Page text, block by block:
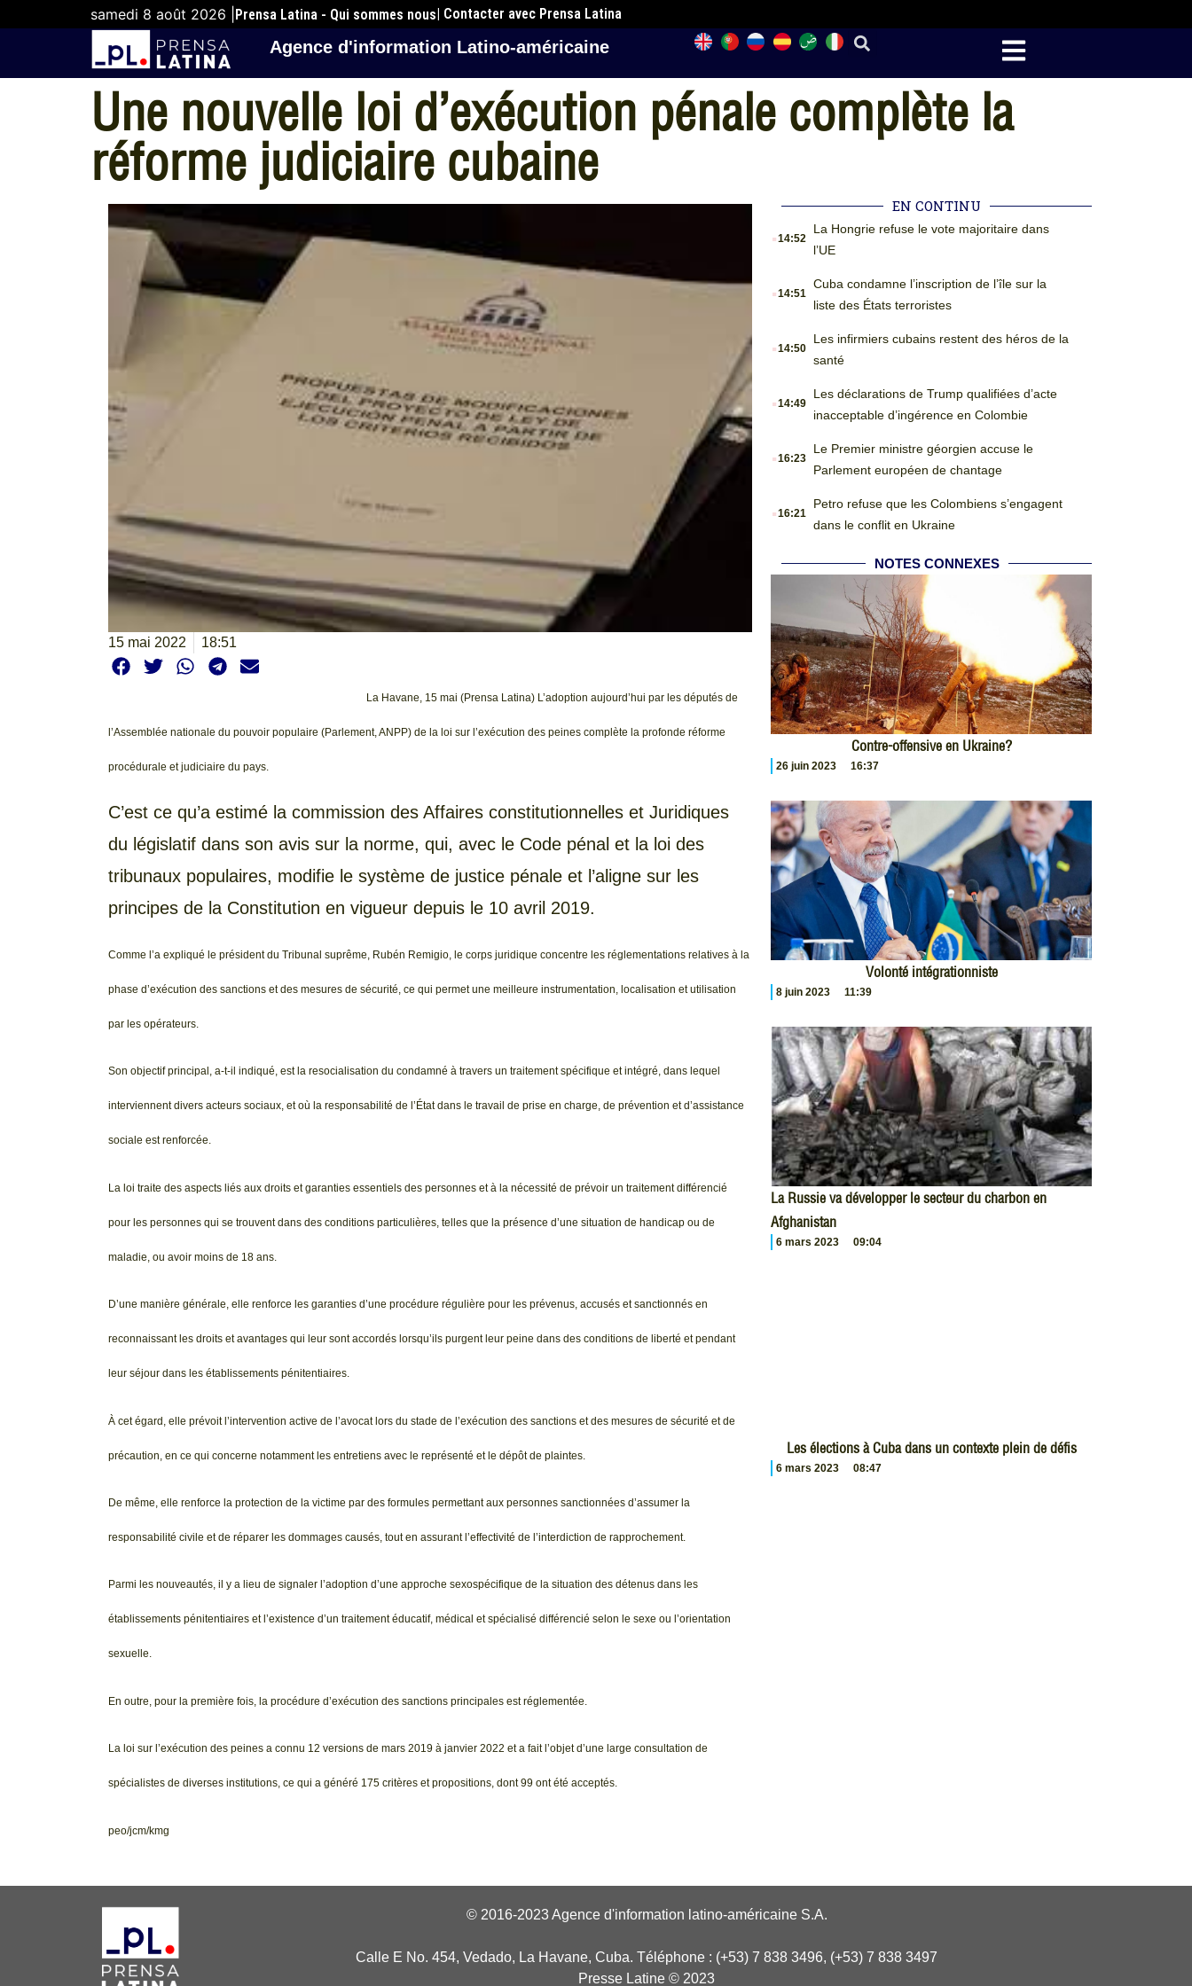
samedi 8 août 2026 | Prensa Latina - Qui sommes nous| Contacter avec Prensa Latina
Agence d'information Latino-américaine
Une nouvelle loi d’exécution pénale complète la
réforme judiciaire cubaine
15 mai 2022 18:51
La Havane, 15 mai (Prensa Latina) L’adoption aujourd’hui par les députés de
l’Assemblée nationale du pouvoir populaire (Parlement, ANPP) de la loi sur l’exécution des peines complète la profonde réforme
procédurale et judiciaire du pays.
C’est ce qu’a estimé la commission des Affaires constitutionnelles et Juridiques
du législatif dans son avis sur la norme, qui, avec le Code pénal et la loi des
tribunaux populaires, modifie le système de justice pénale et l’aligne sur les
principes de la Constitution en vigueur depuis le 10 avril 2019.
Comme l’a expliqué le président du Tribunal suprême, Rubén Remigio, le corps juridique concentre les réglementations relatives à la
phase d’exécution des sanctions et des mesures de sécurité, ce qui permet une meilleure instrumentation, localisation et utilisation
par les opérateurs.
Son objectif principal, a-t-il indiqué, est la resocialisation du condamné à travers un traitement spécifique et intégré, dans lequel
interviennent divers acteurs sociaux, et où la responsabilité de l’État dans le travail de prise en charge, de prévention et d’assistance
sociale est renforcée.
La loi traite des aspects liés aux droits et garanties essentiels des personnes et à la nécessité de prévoir un traitement différencié
pour les personnes qui se trouvent dans des conditions particulières, telles que la présence d’une situation de handicap ou de
maladie, ou avoir moins de 18 ans.
D’une manière générale, elle renforce les garanties d’une procédure régulière pour les prévenus, accusés et sanctionnés en
reconnaissant les droits et avantages qui leur sont accordés lorsqu’ils purgent leur peine dans des conditions de liberté et pendant
leur séjour dans les établissements pénitentiaires.
À cet égard, elle prévoit l’intervention active de l’avocat lors du stade de l’exécution des sanctions et des mesures de sécurité et de
précaution, en ce qui concerne notamment les entretiens avec le représenté et le dépôt de plaintes.
De même, elle renforce la protection de la victime par des formules permettant aux personnes sanctionnées d’assumer la
responsabilité civile et de réparer les dommages causés, tout en assurant l’effectivité de l’interdiction de rapprochement.
Parmi les nouveautés, il y a lieu de signaler l’adoption d’une approche sexospécifique de la situation des détenus dans les
établissements pénitentiaires et l’existence d’un traitement éducatif, médical et spécialisé différencié selon le sexe ou l’orientation
sexuelle.
En outre, pour la première fois, la procédure d’exécution des sanctions principales est réglementée.
La loi sur l’exécution des peines a connu 12 versions de mars 2019 à janvier 2022 et a fait l’objet d’une large consultation de
spécialistes de diverses institutions, ce qui a généré 175 critères et propositions, dont 99 ont été acceptés.
peo/jcm/kmg
EN CONTINU
.14:52
La Hongrie refuse le vote majoritaire dans
l’UE
.14:51
Cuba condamne l’inscription de l’île sur la
liste des États terroristes
.14:50
Les infirmiers cubains restent des héros de la
santé
.14:49
Les déclarations de Trump qualifiées d’acte
inacceptable d’ingérence en Colombie
.16:23
Le Premier ministre géorgien accuse le
Parlement européen de chantage
.16:21
Petro refuse que les Colombiens s’engagent
dans le conflit en Ukraine
NOTES CONNEXES
Contre-offensive en Ukraine?
26 juin 2023 16:37
Volonté intégrationniste
8 juin 2023 11:39
La Russie va développer le secteur du charbon en
Afghanistan
6 mars 2023 09:04
Les élections à Cuba dans un contexte plein de défis
6 mars 2023 08:47
© 2016-2023 Agence d'information latino-américaine S.A.
Calle E No. 454, Vedado, La Havane, Cuba. Téléphone : (+53) 7 838 3496, (+53) 7 838 3497
Presse Latine © 2023